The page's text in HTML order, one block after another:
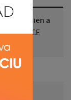
Reset
Zmien a
OBCE